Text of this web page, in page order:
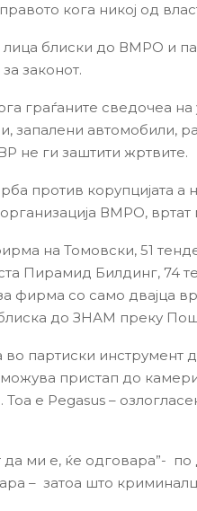
кога никој од
блиски до ВМРО и
законот.
граѓаните сведочеа
запалени автомобили,
не ги заштити жртвите.
против корупцијата
ВМРО,
на Томовски, 51
Пирамид Билдинг, 74
фирма со само двајца
до ЗНАМ преку
во партиски инструмент
пристап до
Тоа е Pegasus –
ми е, ќе одговара”- по
– затоа што